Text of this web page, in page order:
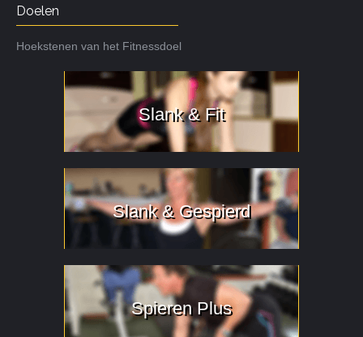
Doelen
Hoekstenen van het Fitnessdoel
Slank & Fit
Slank & Gespierd
Spieren Plus